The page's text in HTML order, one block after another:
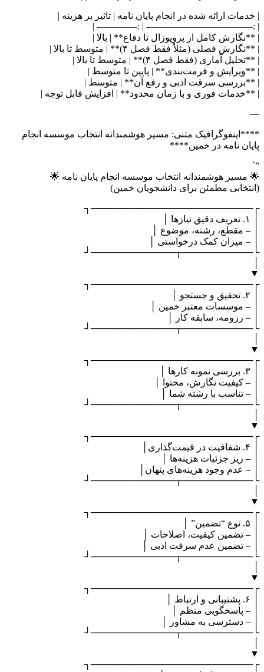
| خدمات ارائه شده در انجام پایان نامه | تاثیر بر هزینه |
| :———————————- | :————- |
| **نگارش کامل از پروپوزال تا دفاع** | بالا |
| **نگارش فصلی (مثلاً فقط فصل ۴)** | متوسط تا بالا |
| **تحلیل آماری (فقط فصل ۴)** | متوسط تا بالا |
| **ویرایش و فرمت‌بندی** | پایین تا متوسط |
| **بررسی سرقت ادبی و رفع آن** | متوسط |
| **خدمات فوری و با زمان محدود** | افزایش قابل توجه |
—
****اینفوگرافیک متنی: مسیر هوشمندانه انتخاب موسسه انجام
پایان نامه در خمین****
“`
🌟 مسیر هوشمندانه انتخاب موسسه انجام پایان نامه 🌟
(انتخابی مطمئن برای دانشجویان خمین)
┌─────────────────────────┐
│ – مقطع، رشته، موضوع │
│ – میزان کمک درخواستی │
└───────────┬─────────────┘
▼
┌─────────────────────────┐
│ – موسسات معتبر خمین │
│ – رزومه، سابقه کار │
└───────────┬─────────────┘
▼
┌─────────────────────────┐
│ – کیفیت نگارش، محتوا │
│ – تناسب با رشته شما │
└───────────┬─────────────┘
▼
┌─────────────────────────┐
│ – ریز جزئیات هزینه‌ها │
│ – عدم وجود هزینه‌های پنهان│
└───────────┬─────────────┘
▼
┌─────────────────────────┐
│ – تضمین کیفیت، اصلاحات │
│ – تضمین عدم سرقت ادبی │
└───────────┬─────────────┘
▼
┌─────────────────────────┐
│ – پاسخگویی منظم │
│ – دسترسی به مشاور │
└───────────┬─────────────┘
▼
┌─────────────────────────┐